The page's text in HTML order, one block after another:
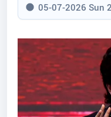
05-07-2026 Sun